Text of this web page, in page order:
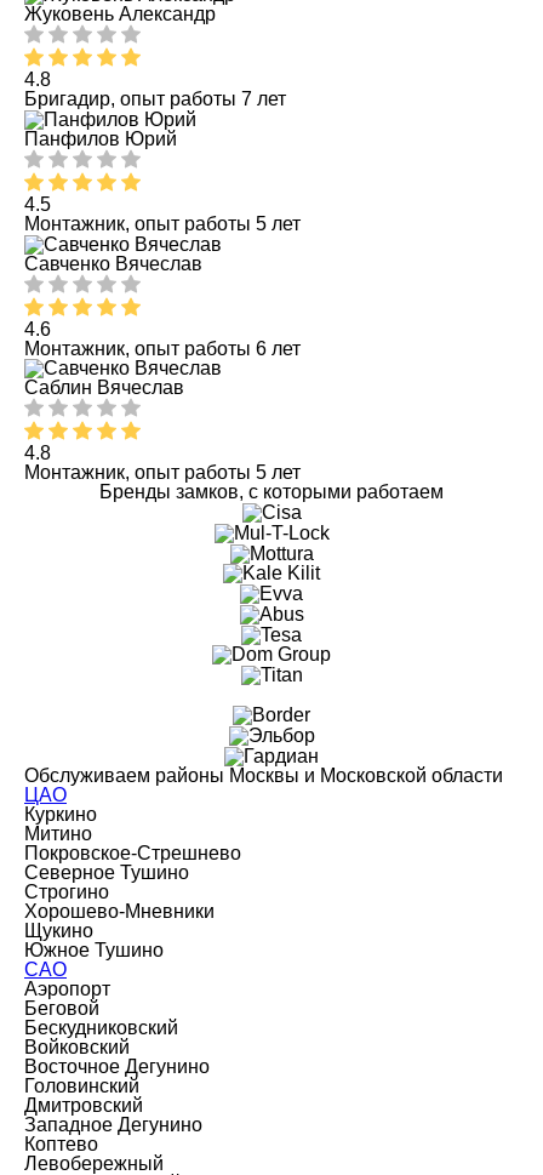
Жуковень Александр
4.8
Бригадир, опыт работы 7 лет
Панфилов Юрий
4.5
Монтажник, опыт работы 5 лет
Савченко Вячеслав
4.6
Монтажник, опыт работы 6 лет
Саблин Вячеслав
4.8
Монтажник, опыт работы 5 лет
Бренды замков, с которыми работаем
Обслуживаем районы Москвы и Московской области
ЦАО
Куркино
Митино
Покровское-Стрешнево
Северное Тушино
Строгино
Хорошево-Мневники
Щукино
Южное Тушино
САО
Аэропорт
Беговой
Бескудниковский
Войковский
Восточное Дегунино
Головинский
Дмитровский
Западное Дегунино
Коптево
Левобережный